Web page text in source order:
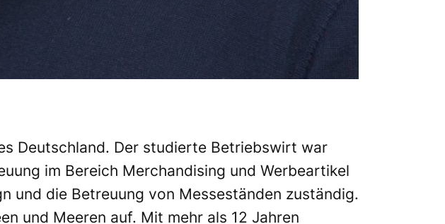
Deutschland. Der studierte Betriebswirt war
im Bereich Merchandising und Werbeartikel
und die Betreuung von Messeständen zuständig.
und Meeren auf. Mit mehr als 12 Jahren